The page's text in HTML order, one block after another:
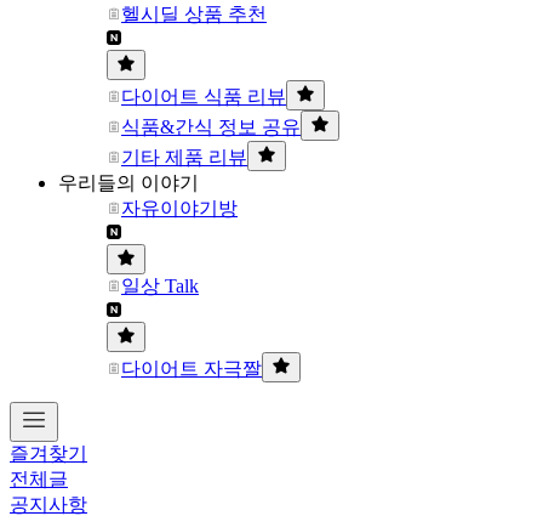
헬시딜 상품 추천
다이어트 식품 리뷰
식품&간식 정보 공유
기타 제품 리뷰
우리들의 이야기
자유이야기방
일상 Talk
다이어트 자극짤
즐겨찾기
전체글
공지사항